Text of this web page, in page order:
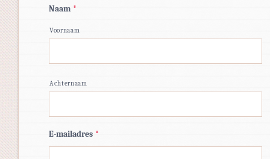
Naam *
Voornaam
Achternaam
E-mailadres *